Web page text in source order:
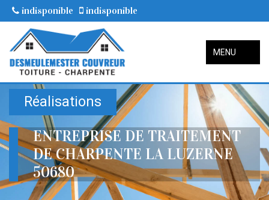
indisponible indisponible
MENU
Réalisations
ENTREPRISE DE TRAITEMENT
DE CHARPENTE LA LUZERNE
50680